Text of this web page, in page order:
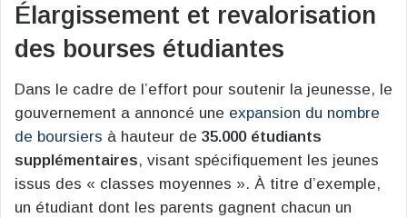
Élargissement et revalorisation
des bourses étudiantes
Dans le cadre de l’effort pour soutenir la jeunesse, le
gouvernement a annoncé une expansion du nombre
de boursiers à hauteur de 35.000 étudiants
supplémentaires, visant spécifiquement les jeunes
issus des « classes moyennes ». À titre d’exemple,
un étudiant dont les parents gagnent chacun un